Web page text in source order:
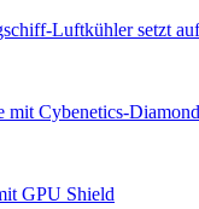
Luftkühler setzt
Cybenetics-
GPU Shield